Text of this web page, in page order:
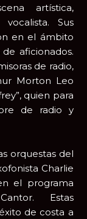
artística,
Sus
en el ámbito
aficionados.
de radio,
Morton Leo
quien para
de radio y
orquestas del
Charlie
el programa
Estas
de costa a